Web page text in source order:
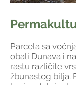
Parcela sa
obali Dunava i
rastu različite
žbunastog bilja.